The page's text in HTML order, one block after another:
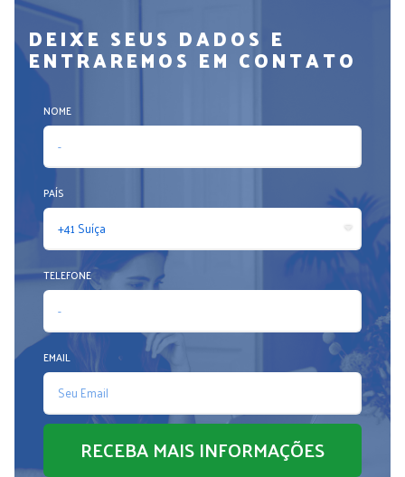
DEIXE SEUS DADOS E
ENTRAREMOS EM CONTATO
NOME
PAÍS
TELEFONE
EMAIL
RECEBA MAIS INFORMAÇÕES